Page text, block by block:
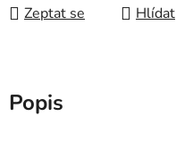
Zeptat se
Hlídat
Popis